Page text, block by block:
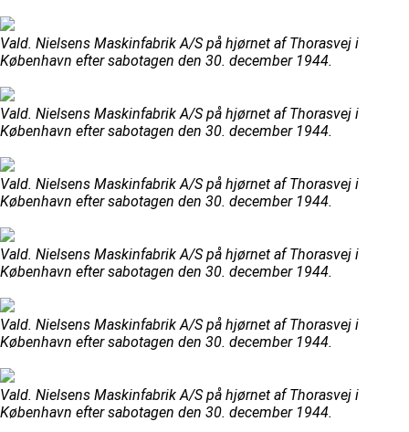
Vald. Nielsens Maskinfabrik A/S på hjørnet af Thorasvej i
København efter sabotagen den 30. december 1944.
Vald. Nielsens Maskinfabrik A/S på hjørnet af Thorasvej i
København efter sabotagen den 30. december 1944.
Vald. Nielsens Maskinfabrik A/S på hjørnet af Thorasvej i
København efter sabotagen den 30. december 1944.
Vald. Nielsens Maskinfabrik A/S på hjørnet af Thorasvej i
København efter sabotagen den 30. december 1944.
Vald. Nielsens Maskinfabrik A/S på hjørnet af Thorasvej i
København efter sabotagen den 30. december 1944.
Vald. Nielsens Maskinfabrik A/S på hjørnet af Thorasvej i
København efter sabotagen den 30. december 1944.